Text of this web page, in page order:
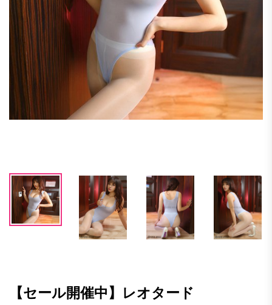
【セール開催中】レオタード